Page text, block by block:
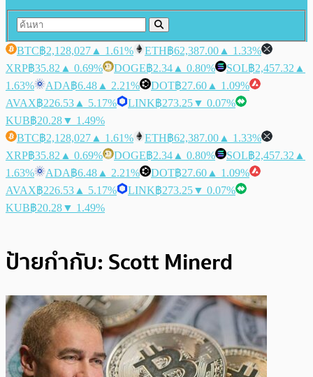
BTC฿2,128,027 ▲ 1.61% ETH฿62,387.00 ▲ 1.33%
XRP฿35.82 ▲ 0.69% DOGE฿2.34 ▲ 0.80% SOL฿2,457.32 ▲
1.63%
ADA฿6.48 ▲ 2.21% DOT฿27.60 ▲ 1.09%
AVAX฿226.53 ▲ 5.17% LINK฿273.25▼ 0.07%
KUB฿20.28▼ 1.49%
BTC฿2,128,027 ▲ 1.61% ETH฿62,387.00 ▲ 1.33%
XRP฿35.82 ▲ 0.69% DOGE฿2.34 ▲ 0.80% SOL฿2,457.32 ▲
1.63%
ADA฿6.48 ▲ 2.21% DOT฿27.60 ▲ 1.09%
AVAX฿226.53 ▲ 5.17% LINK฿273.25▼ 0.07%
KUB฿20.28▼ 1.49%
ป้ายกำกับ: Scott Minerd